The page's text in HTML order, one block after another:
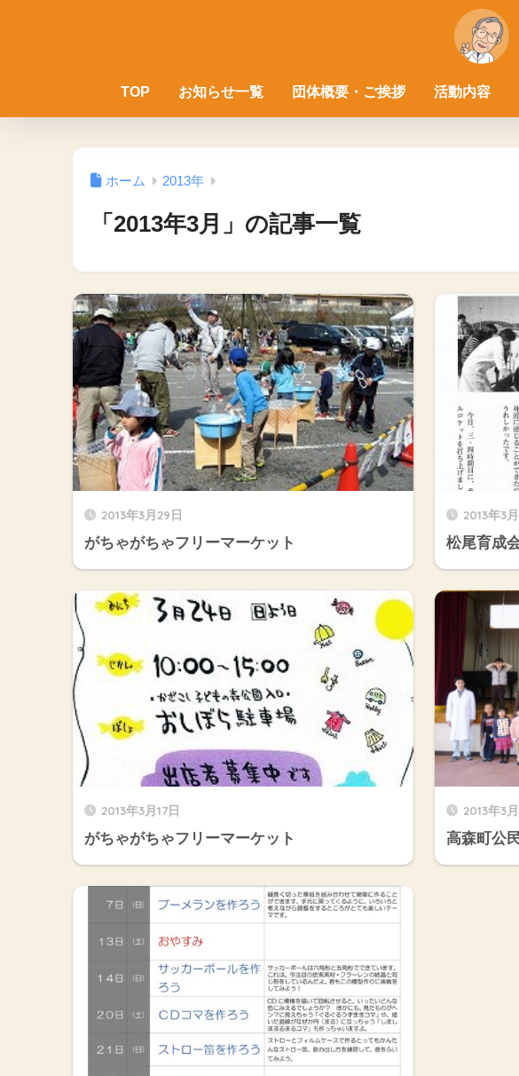
TOP お知らせ一覧 団体概要・ご挨拶 活動内容
ホーム 2013年
「2013年3月」の記事一覧
2013年3月29日
がちゃがちゃフリーマーケット
2013年3
松尾育成
2013年3月17日
がちゃがちゃフリーマーケット
2013年3
高森町公